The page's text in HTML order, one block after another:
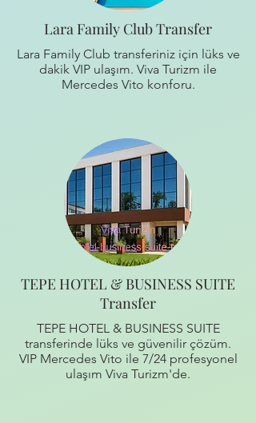
Lara Family Club Transfer
Lara Family Club transferiniz için lüks ve
dakik VIP ulaşım. Viva Turizm ile
Mercedes Vito konforu.
TEPE HOTEL & BUSINESS SUITE
Transfer
TEPE HOTEL & BUSINESS SUITE
transferinde lüks ve güvenilir çözüm.
VIP Mercedes Vito ile 7/24 profesyonel
ulaşım Viva Turizm'de.